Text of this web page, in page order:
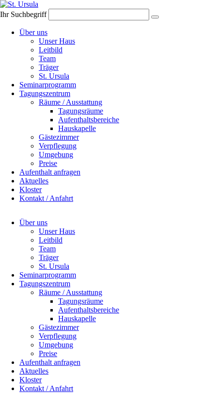
Ihr Suchbegriff
überspringen
Über uns
Unser Haus
Leitbild
Team
Träger
St. Ursula
Seminarprogramm
Tagungszentrum
Räume / Ausstattung
Tagungsräume
Aufenthaltsbereiche
Hauskapelle
Gästezimmer
Verpflegung
Umgebung
Preise
Aufenthalt anfragen
Aktuelles
Kloster
Kontakt / Anfahrt
Über uns
Unser Haus
Leitbild
Team
Träger
St. Ursula
Seminarprogramm
Tagungszentrum
Räume / Ausstattung
Tagungsräume
Aufenthaltsbereiche
Hauskapelle
Gästezimmer
Verpflegung
Umgebung
Preise
Aufenthalt anfragen
Aktuelles
Kloster
Kontakt / Anfahrt